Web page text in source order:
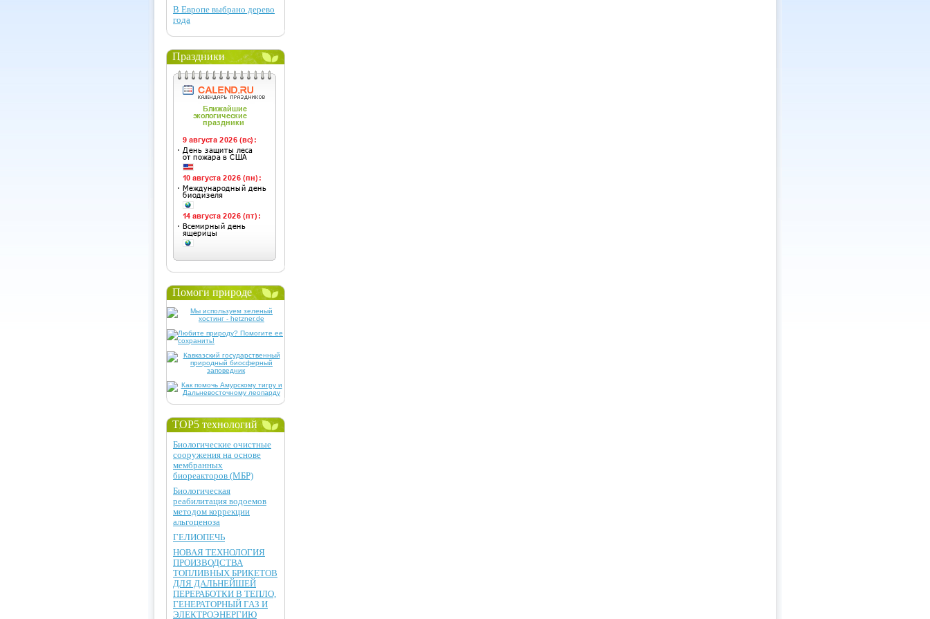
В Европе выбрано дерево
года
Праздники
Помоги природе
TOP5 технологий
Биологические очистные
сооружения на основе
мембранных
биореакторов (МБР)
Биологическая
реабилитация водоемов
методом коррекции
альгоценоза
ГЕЛИОПЕЧЬ
НОВАЯ ТЕХНОЛОГИЯ
ПРОИЗВОДСТВА
ТОПЛИВНЫХ БРИКЕТОВ
ДЛЯ ДАЛЬНЕЙШЕЙ
ПЕРЕРАБОТКИ В ТЕПЛО,
ГЕНЕРАТОРНЫЙ ГАЗ И
ЭЛЕКТРОЭНЕРГИЮ